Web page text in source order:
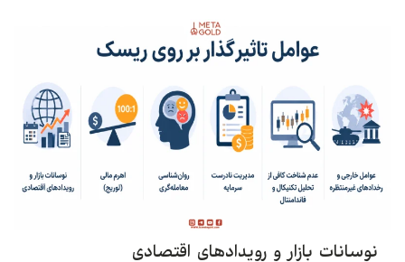
نوسانات بازار و رویدادهای اقتصادی